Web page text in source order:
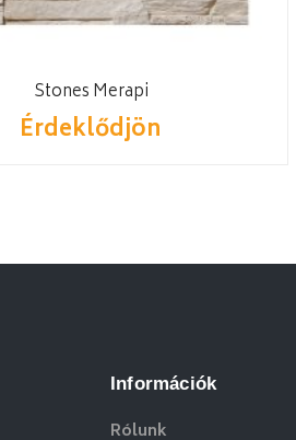
Stones Merapi
Érdeklődjön
Információk
Rólunk